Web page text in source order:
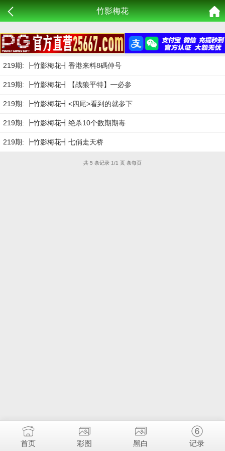
竹影梅花
219期: ┣竹影梅花┫香港来料8碼仲号
219期: ┣竹影梅花┫【战狼平特】━必参
219期: ┣竹影梅花┫<四尾>看到的就参下
219期: ┣竹影梅花┫绝杀10个数期期毒
219期: ┣竹影梅花┫七俏走天桥
共 5 条记录 1/1 页 条每页
首页 彩图 黑白 记录